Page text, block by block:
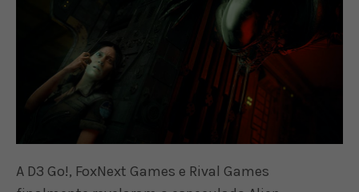
A D3 Go!, FoxNext Games e Rival Games